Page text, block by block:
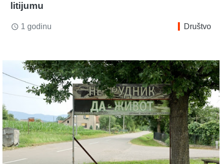
litijumu
access_time 1 godinu Društvo